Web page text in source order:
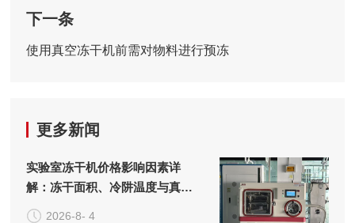
下一条
使用真空冻干机前需对物料进行预冻
更多新闻
实验室冻干机价格影响因素详
解：冻干面积、冷阱温度与真空
系统的成本构成
2026-8- 4